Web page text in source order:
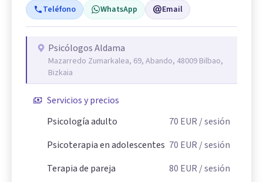
Teléfono WhatsApp Email
Psicólogos Aldama
Mazarredo Zumarkalea, 69, Abando, 48009 Bilbao,
Bizkaia
Servicios y precios
Psicología adulto
70 EUR / sesión
Psicoterapia en adolescentes 70 EUR / sesión
Terapia de pareja
80 EUR / sesión